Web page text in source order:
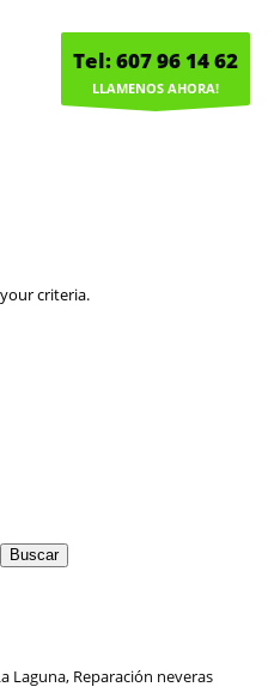
Tel: 607 96 14 62
LLAMENOS AHORA!
criteria.
Buscar
Laguna, Reparación neveras